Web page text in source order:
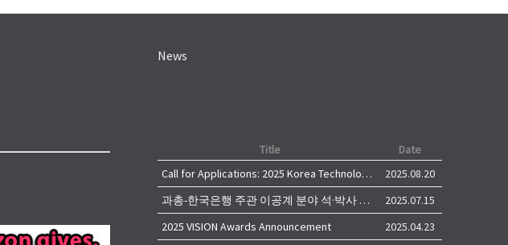
News
Title
Date
Call for Applications: 2025 Korea Technology Advisory Group (K-TAG)
2025.08.20
과총-한국은행 주관 이공계 분야 석·박사 학위자 대상 서베이
2025.07.15
2025 VISION Awards Announcement
2025.04.23